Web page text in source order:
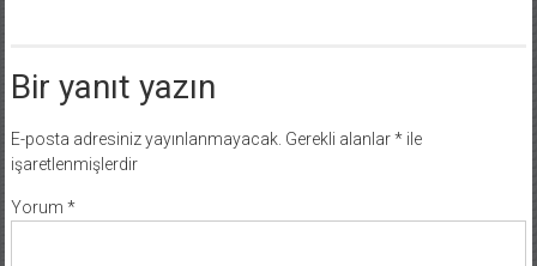
Bir yanıt yazın
E-posta adresiniz yayınlanmayacak. Gerekli alanlar*ile
işaretlenmişlerdir
Yorum *